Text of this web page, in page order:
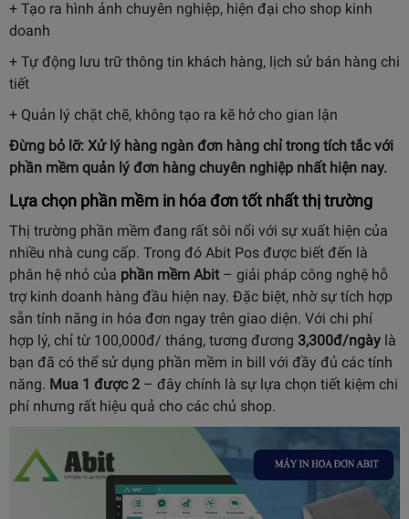
+ Tạo ra hình ảnh chuyên nghiệp, hiện đại cho shop kinh
doanh
+ Tự động lưu trữ thông tin khách hàng, lịch sử bán hàng chi
tiết
+ Quản lý chặt chẽ, không tạo ra kẽ hở cho gian lận
Đừng bỏ lỡ: Xử lý hàng ngàn đơn hàng chỉ trong tích tắc với
phần mềm quản lý đơn hàng chuyên nghiệp nhất hiện nay.
Lựa chọn phần mềm in hóa đơn tốt nhất thị trường
Thị trường phần mềm đang rất sôi nổi với sự xuất hiện của
nhiều nhà cung cấp. Trong đó Abit Pos được biết đến là
phân hệ nhỏ của phần mềm Abit– giải pháp công nghệ hỗ
trợ kinh doanh hàng đầu hiện nay. Đặc biệt, nhờ sự tích hợp
sẵn tính năng in hóa đơn ngay trên giao diện. Với chi phí
hợp lý, chỉ từ 100,000đ/ tháng, tương đương 3,300đ/ngày là
bạn đã có thể sử dụng phần mềm in bill với đầy đủ các tính
năng. Mua 1 được 2 – đây chính là sự lựa chọn tiết kiệm chi
phí nhưng rất hiệu quả cho các chủ shop.